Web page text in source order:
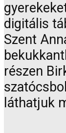
digitális
Szent
részen
láthatjuk